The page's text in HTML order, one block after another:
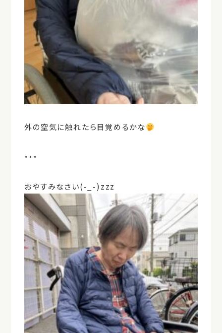
外の空気に触れたら目覚めるかな
・・・
おやすみなさい(-_-)zzz